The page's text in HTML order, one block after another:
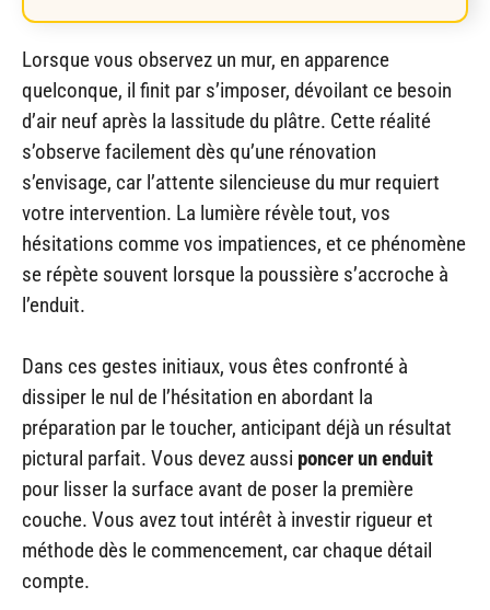
Lorsque vous observez un mur, en apparence
quelconque, il finit par s’imposer, dévoilant ce besoin
d’air neuf après la lassitude du plâtre. Cette réalité
s’observe facilement dès qu’une rénovation
s’envisage, car l’attente silencieuse du mur requiert
votre intervention. La lumière révèle tout, vos
hésitations comme vos impatiences, et ce phénomène
se répète souvent lorsque la poussière s’accroche à
l’enduit.
Dans ces gestes initiaux, vous êtes confronté à
dissiper le nul de l’hésitation en abordant la
préparation par le toucher, anticipant déjà un résultat
pictural parfait. Vous devez aussi poncer un enduit
pour lisser la surface avant de poser la première
couche. Vous avez tout intérêt à investir rigueur et
méthode dès le commencement, car chaque détail
compte.